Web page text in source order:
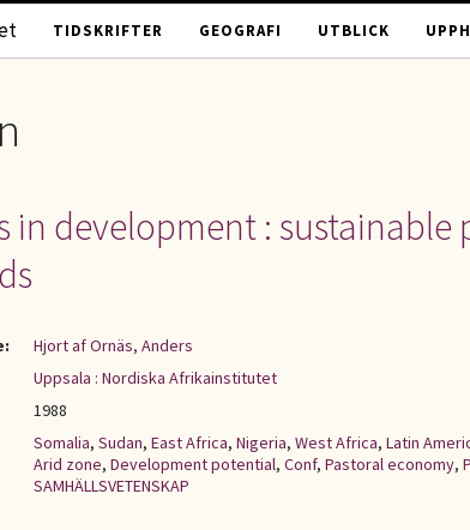
TIDSKRIFTER GEOGRAFI UTBLICK
in development :
Hjort af Ornäs, Anders
Uppsala : Nordiska Afrikainstitutet
1988
Somalia, Sudan, East Africa, Nigeria, West Africa, Latin
Arid zone, Development potential, Conf, Pastoral economy,
SAMHÄLLSVETENSKAP